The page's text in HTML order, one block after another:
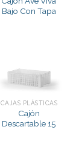
Bajo Con Tapa
CAJAS PLÁSTICAS
Cajón
Descartable 15